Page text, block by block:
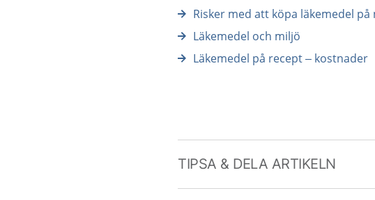
Risker med att köpa läkemedel på
Läkemedel och miljö
Läkemedel på recept – kostnader
TIPSA & DELA ARTIKELN